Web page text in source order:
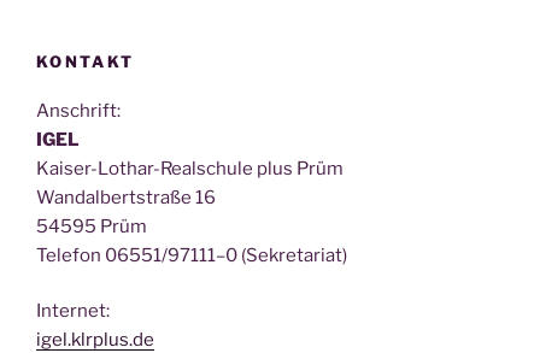
KONTAKT
Anschrift:
IGEL
Kai­ser-Lothar-Real­schu­le plus Prüm
Wan­dal­bert­stra­ße 16
54595 Prüm
Tele­fon 06551/97111–0 (Sekre­ta­ri­at)
Inter­net:
igel.klrplus.de